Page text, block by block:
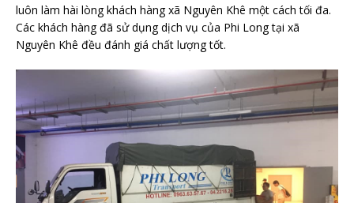
luôn làm hài lòng khách hàng xã Nguyên Khê một cách tối đa.
Các khách hàng đã sử dụng dịch vụ của Phi Long tại xã
Nguyên Khê đều đánh giá chất lượng tốt.